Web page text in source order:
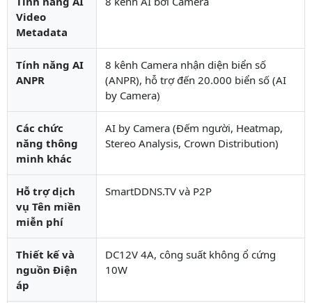
Video
Metadata
Tính năng AI
ANPR
8 kênh Camera nhận diện biển số
(ANPR), hỗ trợ đến 20.000 biển số (AI
by Camera)
Các chức
năng thông
minh khác
AI by Camera (Đếm người, Heatmap,
Stereo Analysis, Crown Distribution)
Hỗ trợ dịch
vụ Tên miền
miễn phí
SmartDDNS.TV và P2P
Thiết kế và
nguồn Điện
áp
DC12V 4A, công suất không ổ cứng
10W